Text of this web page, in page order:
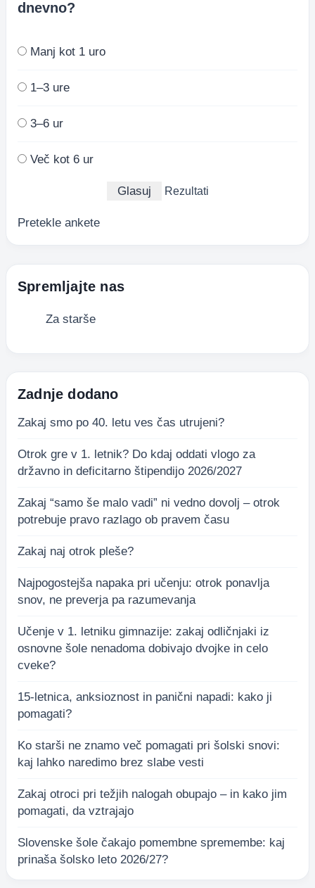
dnevno?
Manj kot 1 uro
1–3 ure
3–6 ur
Več kot 6 ur
Rezultati
Pretekle ankete
Spremljajte nas
Za starše
Zadnje dodano
Zakaj smo po 40. letu ves čas utrujeni?
Otrok gre v 1. letnik? Do kdaj oddati vlogo za
državno in deficitarno štipendijo 2026/2027
Zakaj “samo še malo vadi” ni vedno dovolj – otrok
potrebuje pravo razlago ob pravem času
Zakaj naj otrok pleše?
Najpogostejša napaka pri učenju: otrok ponavlja
snov, ne preverja pa razumevanja
Učenje v 1. letniku gimnazije: zakaj odličnjaki iz
osnovne šole nenadoma dobivajo dvojke in celo
cveke?
15-letnica, anksioznost in panični napadi: kako ji
pomagati?
Ko starši ne znamo več pomagati pri šolski snovi:
kaj lahko naredimo brez slabe vesti
Zakaj otroci pri težjih nalogah obupajo – in kako jim
pomagati, da vztrajajo
Slovenske šole čakajo pomembne spremembe: kaj
prinaša šolsko leto 2026/27?